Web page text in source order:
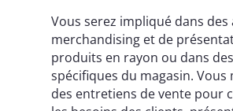
Vous serez impliqué dans des
merchandising et de
produits en rayon ou dans
spécifiques du magasin. Vous
des entretiens de vente pour